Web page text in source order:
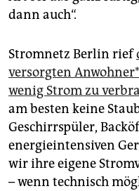
dann auch“.
Stromnetz Berlin rief
versorgten
wenig Strom zu
am besten keine
Geschirrspüler,
energieintensiven
wir ihre eigene
– wenn technisch